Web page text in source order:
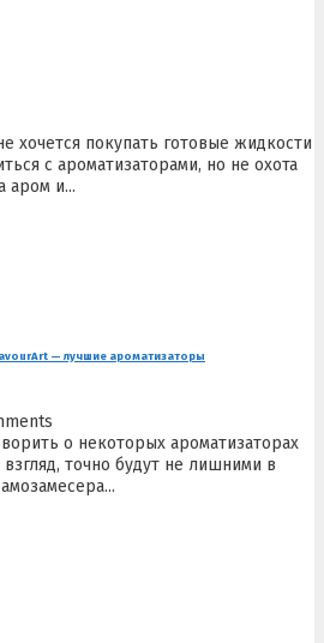
хочется покупать готовые жидкости
с ароматизаторами, но не охота
аром и...
— лучшие ароматизаторы
о некоторых ароматизаторах
точно будут не лишними в